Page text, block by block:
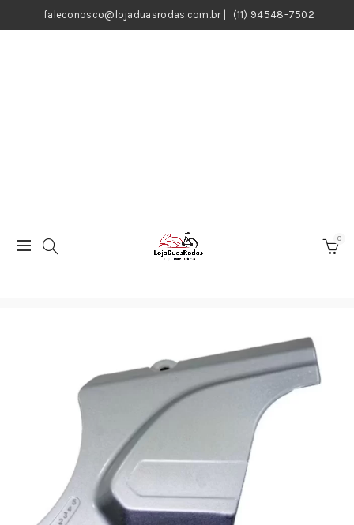
faleconosco@lojaduasrodas.com.br| (11) 94548-7502
0